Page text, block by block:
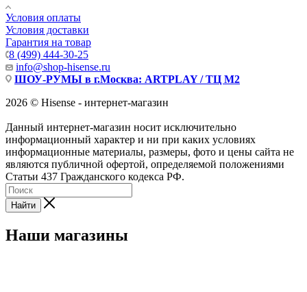
Условия оплаты
Условия доставки
Гарантия на товар
8 (499) 444-30-25
info@shop-hisense.ru
ШОУ-РУМЫ в г.Москва: ARTPLAY / ТЦ М2
2026 © Hisense - интернет-магазин
Данный интернет-магазин носит исключительно
информационный характер и ни при каких условиях
информационные материалы, размеры, фото и цены сайта не
являются публичной офертой, определяемой положениями
Статьи 437 Гражданского кодекса РФ.
Найти
Наши магазины